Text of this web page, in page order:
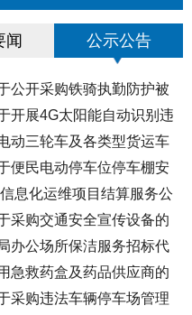
闻 公示公告
公开采购铁骑执勤防护被
开展4G太阳能自动识别违
动三轮车及各类型货运车
便民电动停车位停车棚安
息化运维项目结算服务公
采购交通安全宣传设备的
办公场所保洁服务招标代
急救药盒及药品供应商的
采购违法车辆停车场管理